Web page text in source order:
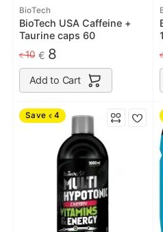
BioTech
BioTech USA Caffeine +
Taurine caps 60
€10 € 8
Add to Cart
Save € 4